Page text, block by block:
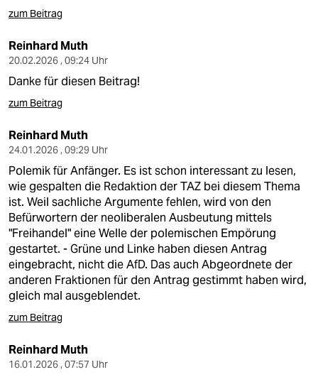
zum Beitrag
Reinhard Muth
20.02.2026 , 09:24 Uhr
Danke für diesen Beitrag!
zum Beitrag
Reinhard Muth
24.01.2026 , 09:29 Uhr
Polemik für Anfänger. Es ist schon interessant zu lesen,
wie gespalten die Redaktion der TAZ bei diesem Thema
ist. Weil sachliche Argumente fehlen, wird von den
Befürwortern der neoliberalen Ausbeutung mittels
"Freihandel" eine Welle der polemischen Empörung
gestartet. - Grüne und Linke haben diesen Antrag
eingebracht, nicht die AfD. Das auch Abgeordnete der
anderen Fraktionen für den Antrag gestimmt haben wird,
gleich mal ausgeblendet.
zum Beitrag
Reinhard Muth
16.01.2026 , 07:57 Uhr